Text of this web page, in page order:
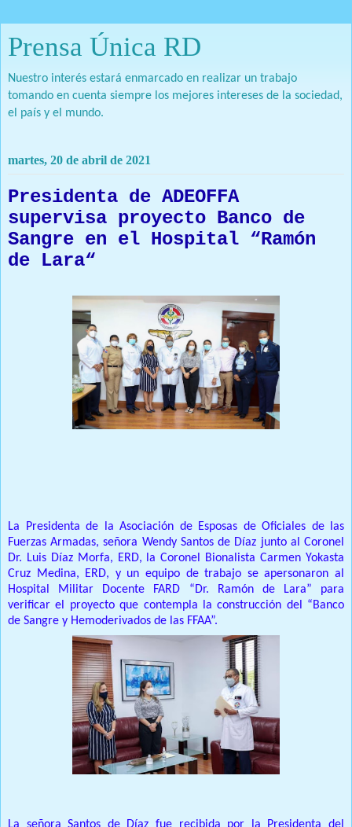
Prensa Única RD
Nuestro interés estará enmarcado en realizar un trabajo
tomando en cuenta siempre los mejores intereses de la sociedad,
el país y el mundo.
martes, 20 de abril de 2021
Presidenta de ADEOFFA
supervisa proyecto Banco de
Sangre en el Hospital “Ramón
de Lara“
La Presidenta de la Asociación de Esposas de Oficiales de las
Fuerzas Armadas, señora Wendy Santos de Díaz junto al Coronel
Dr. Luis Díaz Morfa, ERD, la Coronel Bionalista Carmen Yokasta
Cruz Medina, ERD, y un equipo de trabajo se apersonaron al
Hospital Militar Docente FARD “Dr. Ramón de Lara” para
verificar el proyecto que contempla la construcción del “Banco
de Sangre y Hemoderivados de las FFAA”.